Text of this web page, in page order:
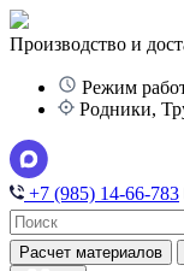
Производство и
Режим
Родники,
+7 (985) 14-66-783
Расчет материалов